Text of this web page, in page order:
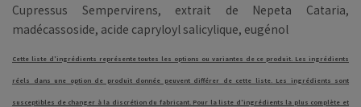
Cupressus Sempervirens, extrait de Nepeta Cataria,
madécassoside, acide capryloyl salicylique, eugénol
Cette liste d'ingrédients représente toutes les options ou variantes de ce produit. Les ingrédients
réels dans une option de produit donnée peuvent différer de cette liste. Les ingrédients sont
susceptibles de changer à la discrétion du fabricant. Pour la liste d'ingrédients la plus complète et